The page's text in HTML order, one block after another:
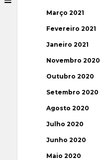
Março 2021
Fevereiro 2021
Janeiro 2021
Novembro 2020
Outubro 2020
Setembro 2020
Agosto 2020
Julho 2020
Junho 2020
Maio 2020